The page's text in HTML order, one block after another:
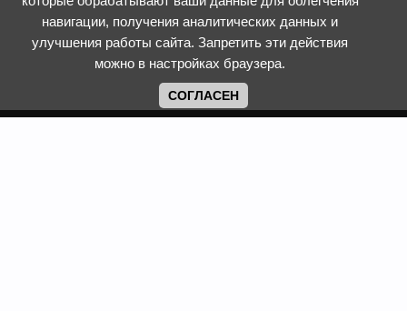
навигации, получения аналитических данных и
улучшения работы сайта. Запретить эти действия
можно в настройках браузера.
СОГЛАСЕН